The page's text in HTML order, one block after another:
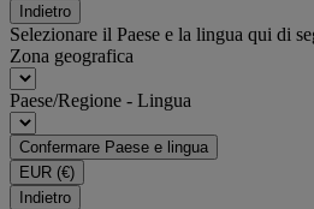
Indietro
Selezionare il Paese e la lingua qui di
Zona geografica
Paese/Regione - Lingua
Confermare Paese e lingua
EUR (€)
Indietro